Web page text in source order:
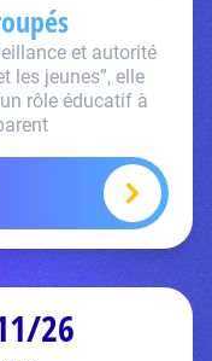
et autorité
les jeunes”, elle
rôle éducatif à
26